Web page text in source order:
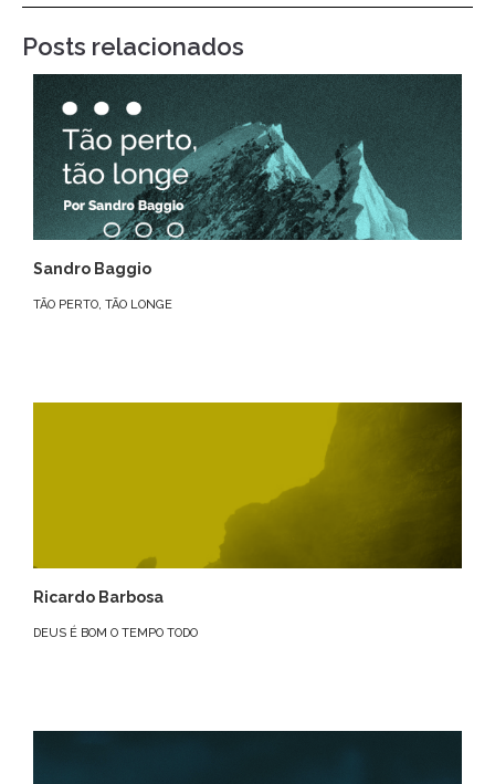
Posts relacionados
Sandro Baggio
TÃO PERTO, TÃO LONGE
Ricardo Barbosa
DEUS É BOM O TEMPO TODO